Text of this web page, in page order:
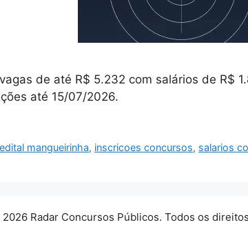
de até R$ 5.232 com salários de R$
até 15/07/2026.
edital mangueirinha, inscricoes concursos, salarios
Radar Concursos Públicos. Todos os